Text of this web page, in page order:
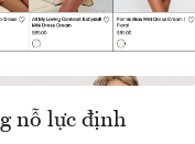
nỗ lực định